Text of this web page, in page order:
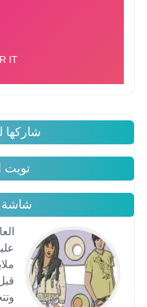
شاركها
تويت
شاشة